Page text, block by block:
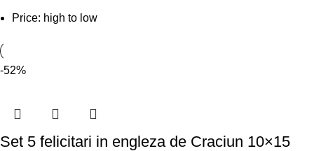
Price: high to low
-52%
Set 5 felicitari in engleza de Craciun 10×15